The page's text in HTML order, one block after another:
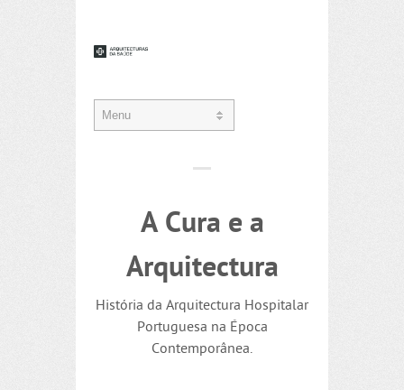
A Cura e a
Arquitectura
História da Arquitectura Hospitalar
Portuguesa na Época
Contemporânea.